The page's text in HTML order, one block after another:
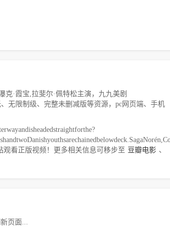
克·霞宝,拉斐尔·佩特松主演，九九美剧
无限制级、完整未删减版等资源，pc网页端、手机
看正版视频！更多相关信息可移步至 豆瓣电影 、
页面...